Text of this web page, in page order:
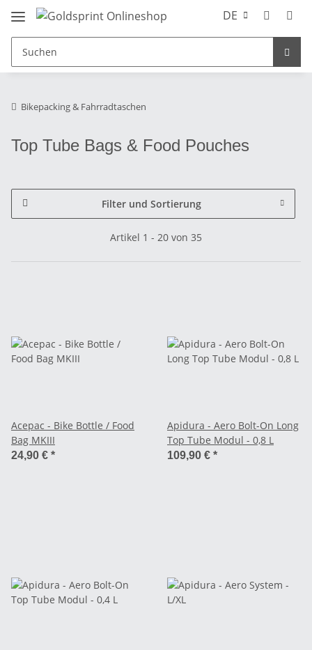
DE
Bikepacking & Fahrradtaschen
Top Tube Bags & Food Pouches
Filter und Sortierung
Artikel 1 - 20 von 35
Acepac - Bike Bottle / Food
Bag MKIII
24,90 € *
Apidura - Aero Bolt-On Long
Top Tube Modul - 0,8 L
109,90 € *